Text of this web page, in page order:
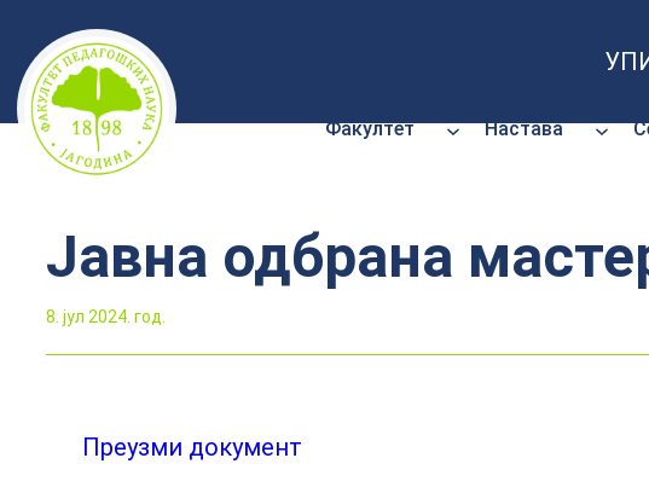
Скочи
на
садржај
Факултет Настава
Јавна одбрана
8. јул 2024. год.
Преузми документ